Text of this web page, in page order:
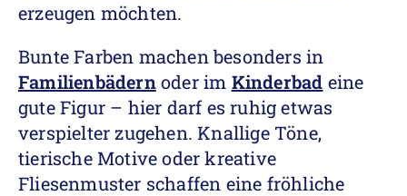
erzeugen möchten.
Bunte Farben machen besonders in
Familienbädernoder im Kinderbad eine
gute Figur – hier darf es ruhig etwas
verspielter zugehen. Knallige Töne,
tierische Motive oder kreative
Fliesenmuster schaffen eine fröhliche